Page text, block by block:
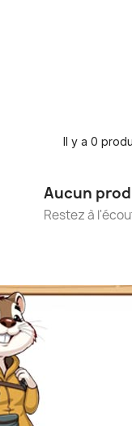
Il y a 0
Aucun
Restez à